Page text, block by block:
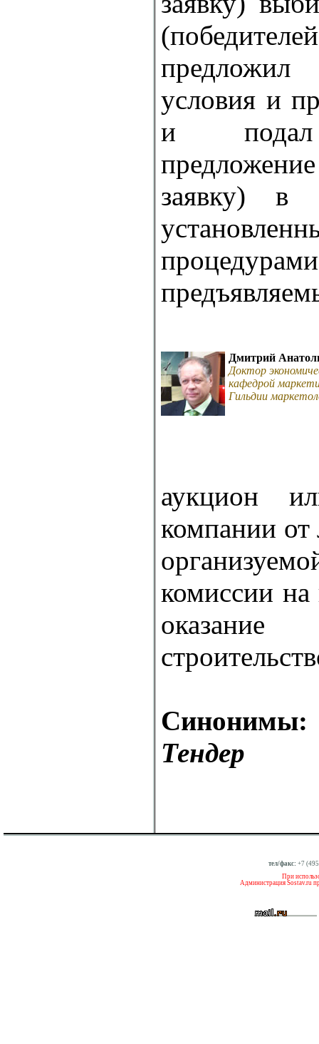
условия и
и подал
заявку) в
Дмитрий
Доктор
кафедрой
Гильдии
аукцион
компании от
комиссии на
Синонимы:
Тендер
тел/факс: +7
При
Администрация Sostav.ru